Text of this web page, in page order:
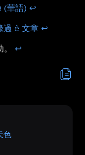
(華語) ↩︎
過 ê 文章 ↩︎
。 ↩︎
色